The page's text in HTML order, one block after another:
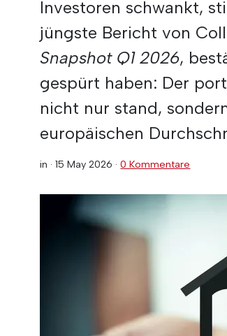
Investoren schwankt,
jüngste Bericht von
Snapshot Q1 2026,
gespürt haben: Der
nicht nur stand,
europäischen
in ·15 May 2026 ·0 Kommentare